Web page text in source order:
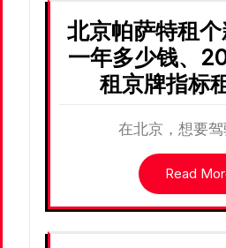
北京帕萨特租
一年多少钱、
租京牌指标
在北京，想要
Read